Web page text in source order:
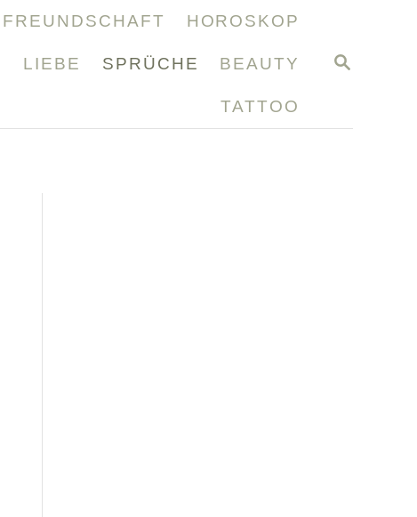
S
FREUNDSCHAFT HOROSKOP
LIEBE SPRÜCHE BEAUTY
TATTOO